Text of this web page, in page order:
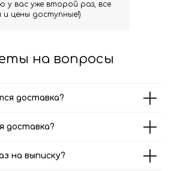
у вас уже второй раз, все
и цены доступные!)
на вопросы
доставка?
доставка?
на выписку?